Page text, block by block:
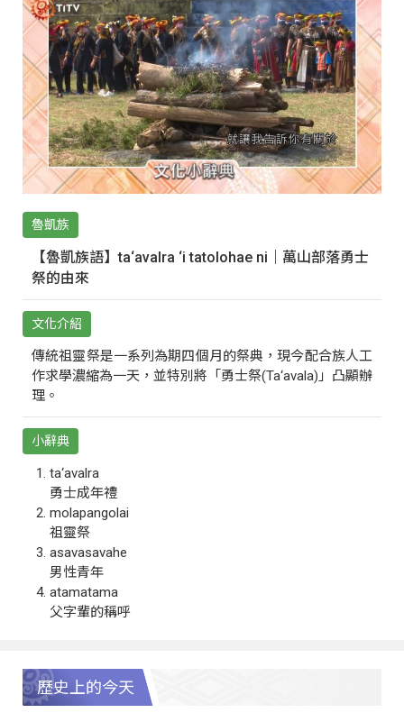
魯凱族
【魯凱族語】ta‘avalra ‘i tatolohae ni｜萬山部落勇士
祭的由來
文化介紹
傳統祖靈祭是一系列為期四個月的祭典，現今配合族人工
作求學濃縮為一天，並特別將「勇士祭(Ta‘avala)」凸顯辦
理。
小辭典
ta‘avalra
勇士成年禮
molapangolai
祖靈祭
asavasavahe
男性青年
atamatama
父字輩的稱呼
歷史上的今天